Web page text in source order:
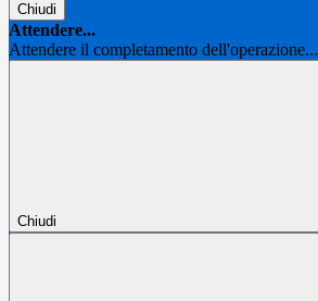
Chiudi
Attendere...
Attendere il completamento dell'operazione...
Chiudi